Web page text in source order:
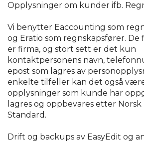
Opplysninger om kunder ifb.
Vi benytter Eaccounting som
og Eratio som regnskapsfører.
er firma, og stort sett er det kun
kontaktpersonens navn,
epost som lagres av
enkelte tilfeller kan det også
opplysninger som kunde har
lagres og oppbevares etter Norsk
Standard.
Drift og backups av EasyEdit og